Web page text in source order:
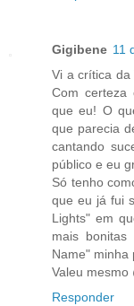
Gigibene 11
Vi a crítica da
Com certeza
que eu! O
que parecia
cantando
público e eu
Só tenho
que eu já fui
Lights" em
mais
Name" minha
Valeu mesmo
Responder